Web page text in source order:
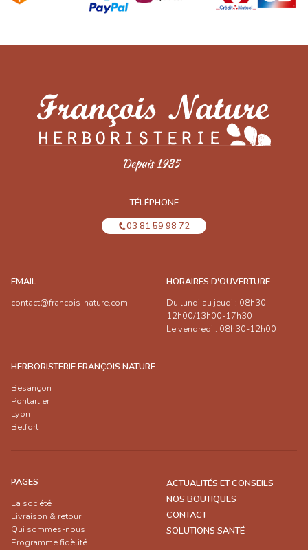
TÉLÉPHONE
03 81 59 98 72
EMAIL
contact@francois-nature.com
HORAIRES D'OUVERTURE
Du lundi au jeudi : 08h30-
12h00/13h00-17h30
Le vendredi : 08h30-12h00
HERBORISTERIE FRANÇOIS NATURE
Besançon
Pontarlier
Lyon
Belfort
PAGES
La société
Livraison & retour
Qui sommes-nous
Programme fidèlité
ACTUALITÉS ET CONSEILS
NOS BOUTIQUES
CONTACT
SOLUTIONS SANTÉ